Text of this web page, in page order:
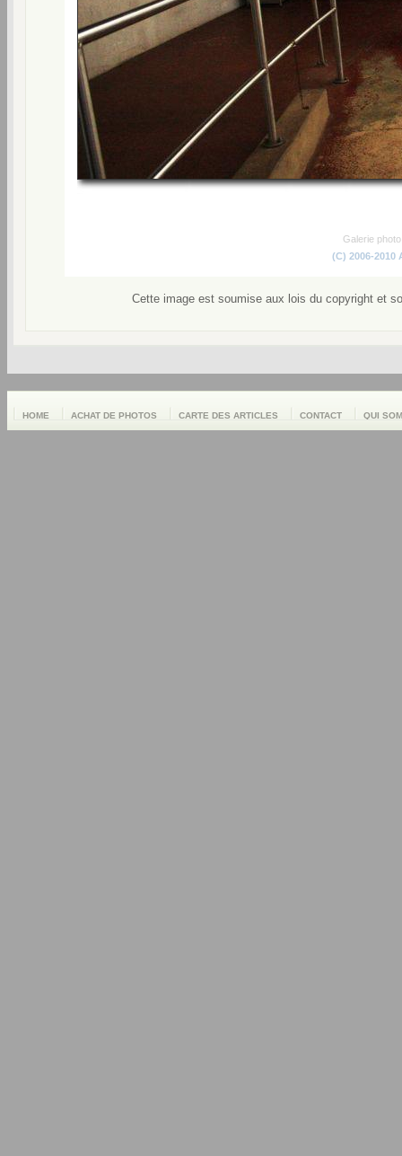
Galerie
(C) 2006-2010
Cette image est soumise aux lois du copyright et
HOME ACHAT DE PHOTOS CARTE DES ARTICLES CONTACT QUI